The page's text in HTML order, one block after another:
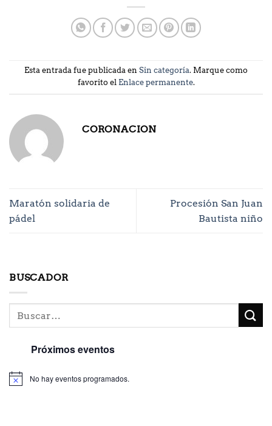
Esta entrada fue publicada en Sin categoría. Marque como
favorito el Enlace permanente.
CORONACION
Maratón solidaria de
pádel
Procesión San Juan
Bautista niño
BUSCADOR
Próximos eventos
No hay eventos programados.